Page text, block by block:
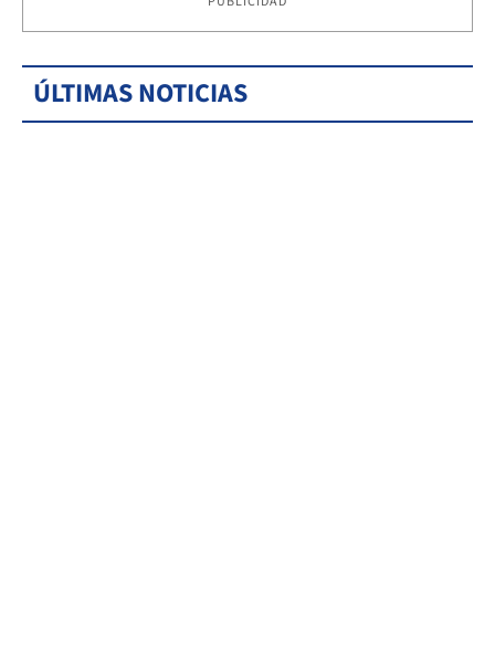
ÚLTIMAS NOTICIAS